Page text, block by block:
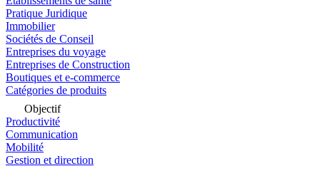
Pratique Juridique
Immobilier
Sociétés de Conseil
Entreprises du voyage
Entreprises de Construction
Boutiques et e-commerce
Catégories de produits
Objectif
Productivité
Communication
Mobilité
Gestion et direction